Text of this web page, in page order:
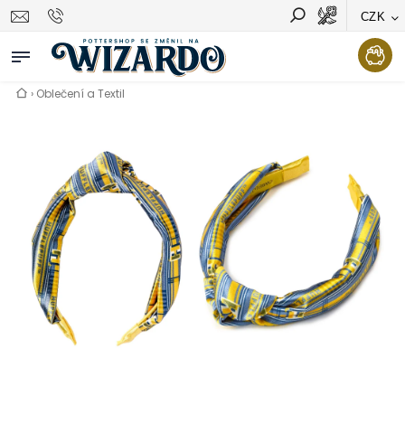
CZK
Vyhledávání Hledat
› Oblečení a Textil